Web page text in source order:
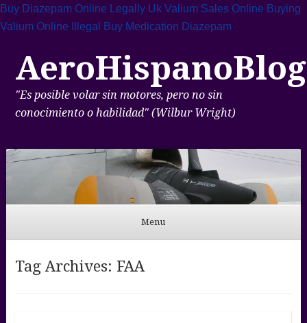
Buy Diazepam Online Legally Uk Valium Sales Online Buying
Valium Online Illegal
Buy Medication Diazepam
AeroHispanoBlog
"Es posible volar sin motores, pero no sin
conocimiento o habilidad" (Wilbur Wright)
Menu
Tag Archives: FAA